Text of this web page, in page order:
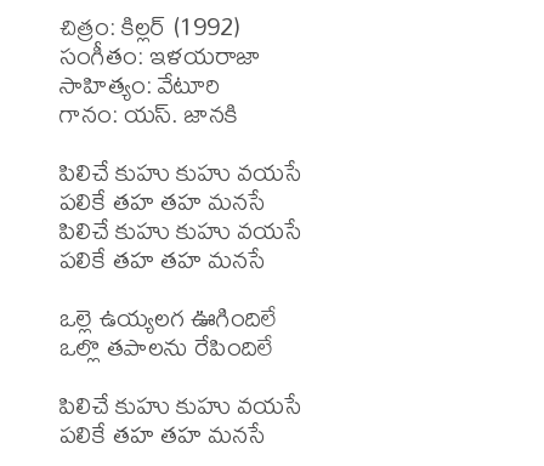
చిత్రం: కిల్లర్ (1992)
సంగీతం: ఇళయరాజా
సాహిత్యం: వేటూరి
గానం: యస్. జానకి
పిలిచే కుహు కుహు వయసే
పలికే తహ తహ మనసే
పిలిచే కుహు కుహు వయసే
పలికే తహ తహ మనసే
ఒల్లె ఉయ్యలగ ఊగిందిలే
ఒల్లొ తపాలను రేపిందిలే
పిలిచే కుహు కుహు వయసే
పలికే తహ తహ మనసే